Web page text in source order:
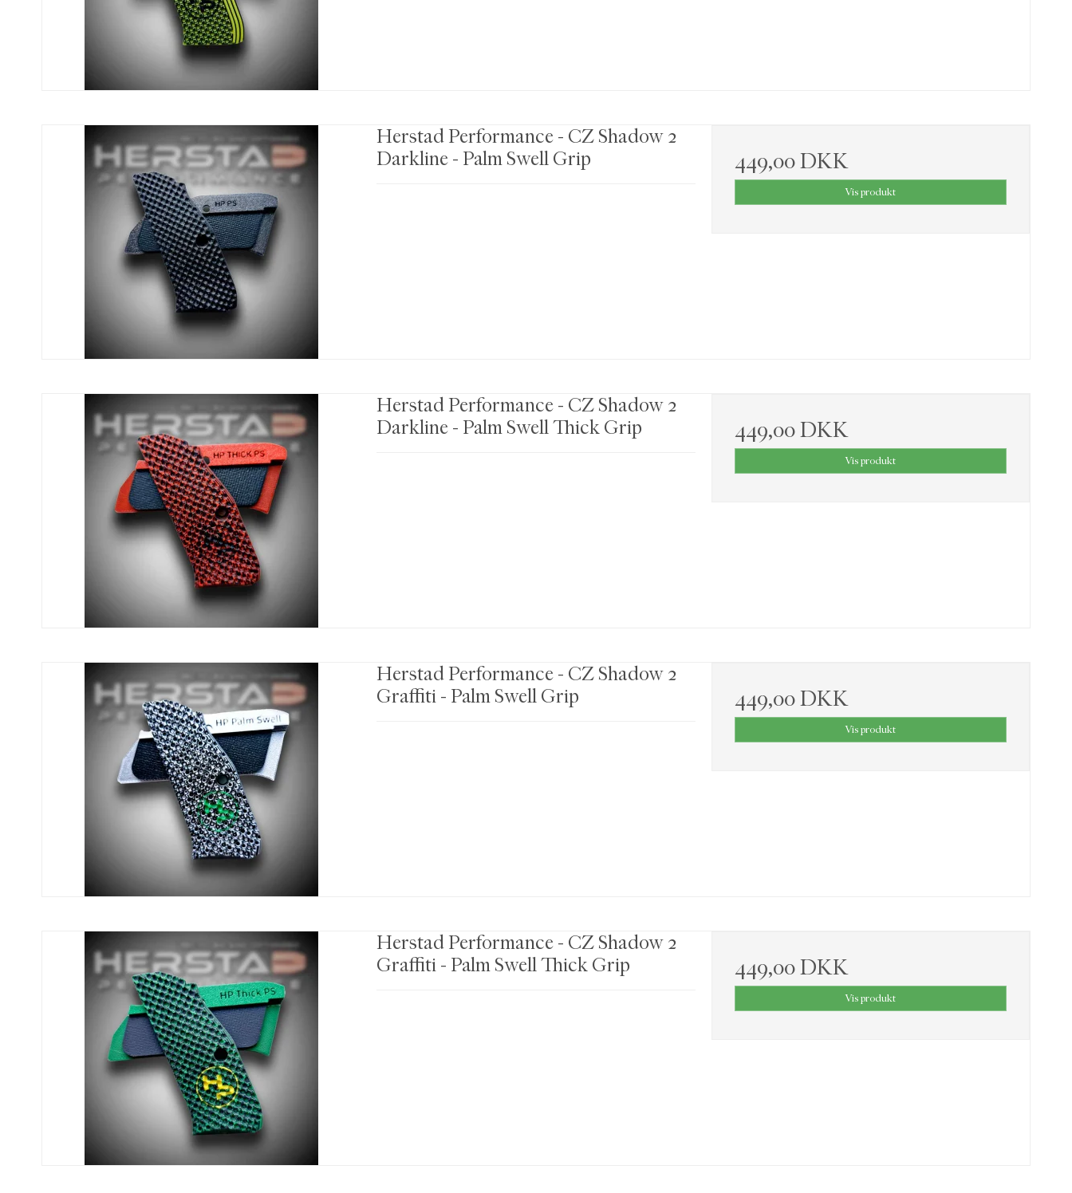
Herstad Performance - CZ Shadow 2
Darkline - Palm Swell Grip
449,00 DKK
Vis produkt
Herstad Performance - CZ Shadow 2
Darkline - Palm Swell Thick Grip
449,00 DKK
Vis produkt
Herstad Performance - CZ Shadow 2
Graffiti - Palm Swell Grip
449,00 DKK
Vis produkt
Herstad Performance - CZ Shadow 2
Graffiti - Palm Swell Thick Grip
449,00 DKK
Vis produkt